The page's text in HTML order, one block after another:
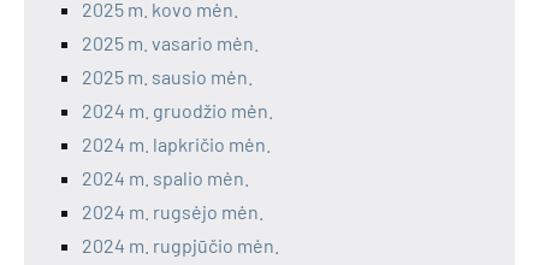
2025 m. kovo mėn.
2025 m. vasario mėn.
2025 m. sausio mėn.
2024 m. gruodžio mėn.
2024 m. lapkričio mėn.
2024 m. spalio mėn.
2024 m. rugsėjo mėn.
2024 m. rugpjūčio mėn.